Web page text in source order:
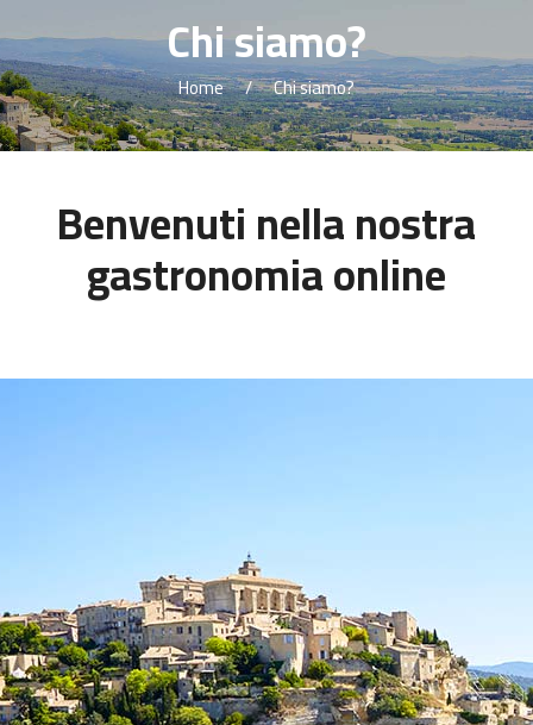
Chi siamo?
Home Chi siamo?
Benvenuti nella nostra
gastronomia online